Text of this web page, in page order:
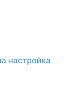
настройка